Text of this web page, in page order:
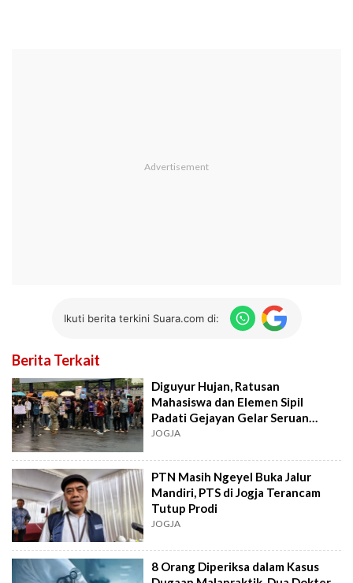
Ikuti berita terkini Suara.com di:
Berita Terkait
Diguyur Hujan, Ratusan
Mahasiswa dan Elemen Sipil
Padati Gejayan Gelar Seruan
Bersama
JOGJA
PTN Masih Ngeyel Buka Jalur
Mandiri, PTS di Jogja Terancam
Tutup Prodi
JOGJA
8 Orang Diperiksa dalam Kasus